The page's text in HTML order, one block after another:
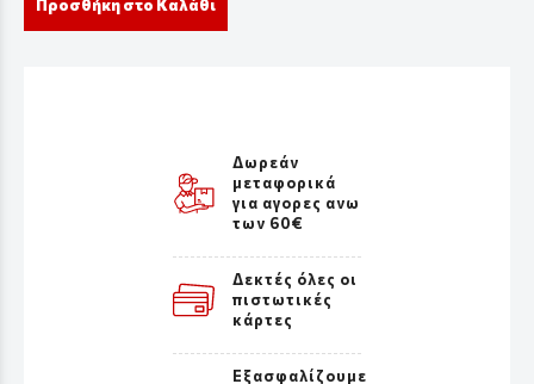
Προσθήκη στο Καλάθι
Δωρεάν
μεταφορικά
για αγορες ανω
των 60€
Δεκτές όλες οι
πιστωτικές
κάρτες
Εξασφαλίζουμε